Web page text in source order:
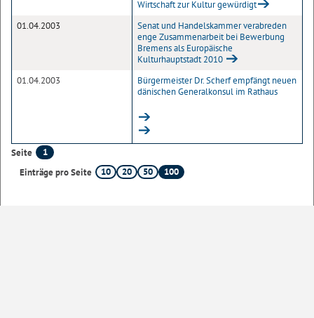
Wirtschaft zur Kultur gewürdigt
01.04.2003
Senat und Handelskammer verabreden
enge Zusammenarbeit bei Bewerbung
Bremens als Europäische
Kulturhauptstadt 2010
01.04.2003
Bürgermeister Dr. Scherf empfängt neuen
dänischen Generalkonsul im Rathaus
Seite
1
Einträge pro Seite
10 20 50 100